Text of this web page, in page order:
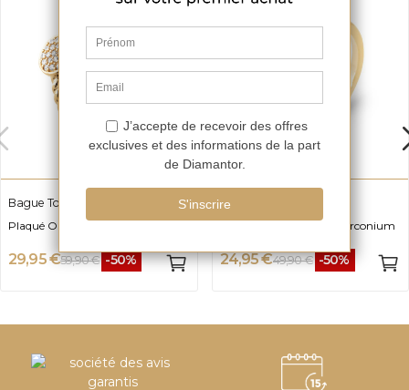
Bague Torsade Avrilina
Plaqué Or et Oxyde de zirconium
29,95 €59,90 € -50%
Bague Aquila
Plaqué Or et Oxyde de zirconium
24,95 €49,90 € -50%